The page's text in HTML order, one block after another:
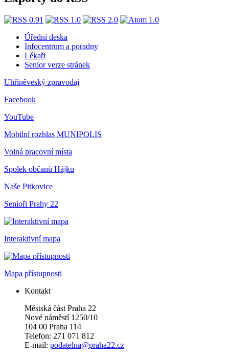
Úřední deska
Infocentrum a poradny
Lékaři
Senior verze stránek
Uhříněveský zpravodaj
Facebook
YouTube
Mobilní rozhlas MUNIPOLIS
Volná pracovní místa
Spolek občanů Hájku
Naše Pitkovice
Senioři Prahy 22
Interaktivní mapa
Mapa přístupnosti
Kontakt
Městská část Praha 22
Nové náměstí 1250/10
104 00 Praha 114
Telefon: 271 071 812
E-mail: podatelna@praha22.cz